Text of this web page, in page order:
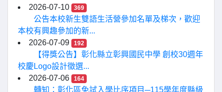
2026-07-10
369
公告本校新生雙語生活營參加名單及梯次，歡迎
本校有興趣參加的新...
2026-07-09
192
【得獎公告】彰化縣立彰興國民中學 創校30週年
校慶Logo設計徵選...
2026-07-06
164
轉知：彰化區免試入學比序項目─115學年度縣級